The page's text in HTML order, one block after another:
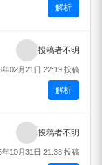
解析
投稿者不明
年02月21日 22:19 投稿
解析
投稿者不明
年10月31日 21:38 投稿